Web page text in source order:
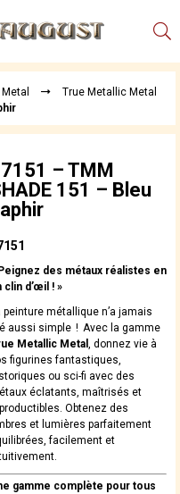
Metal
True Metallic Metal
– TMM
151 – Bleu
des métaux réalistes en
clin d’œil ! »
peinture métallique n’a jamais
aussi simple ! Avec la gamme
Metallic Metal , donnez vie à
figurines fantastiques,
ou sci-fi avec des
éclatants, maîtrisés et
Obtenez des
et lumières parfaitement
facilement et
gamme complète pour tous